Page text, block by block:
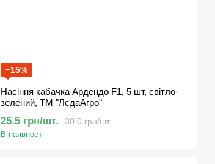
−15%
Насіння кабачка Ардендо F1, 5 шт, світло-
зелений, ТМ "ЛєдаАгро"
30.0 грн/шт.
25.5 грн/шт.
В наявності